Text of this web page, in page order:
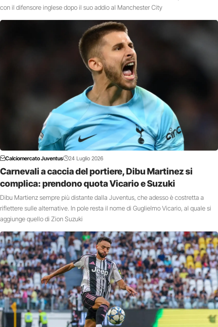
con il difensore inglese dopo il suo addio al Manchester City
Calciomercato Juventus 24 Luglio 2026
Carnevali a caccia del portiere, Dibu Martinez si
complica: prendono quota Vicario e Suzuki
Dibu Martienz sempre più distante dalla Juventus, che adesso è costretta a
riflettere sulle alternative. In pole resta il nome di Guglielmo Vicario, al quale si
aggiunge quello di Zion Suzuki